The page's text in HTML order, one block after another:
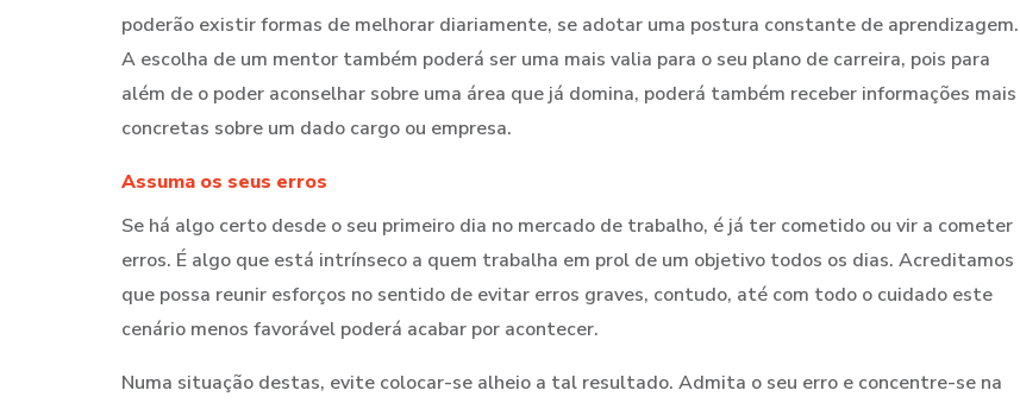
poderão existir formas de melhorar diariamente, se adotar uma postura constante de aprendizagem.
A escolha de um mentor também poderá ser uma mais valia para o seu plano de carreira, pois para
além de o poder aconselhar sobre uma área que já domina, poderá também receber informações mais
concretas sobre um dado cargo ou empresa.
Assuma os seus erros
Se há algo certo desde o seu primeiro dia no mercado de trabalho, é já ter cometido ou vir a cometer
erros. É algo que está intrínseco a quem trabalha em prol de um objetivo todos os dias. Acreditamos
que possa reunir esforços no sentido de evitar erros graves, contudo, até com todo o cuidado este
cenário menos favorável poderá acabar por acontecer.
Numa situação destas, evite colocar-se alheio a tal resultado. Admita o seu erro e concentre-se na